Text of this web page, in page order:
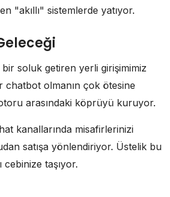
"akıllı" sistemlerde yatıyor.
soluk getiren yerli girişimimiz
chatbot olmanın çok ötesine
arasındaki köprüyü kuruyor.
kanallarında misafirlerinizi
satışa yönlendiriyor. Üstelik bu
taşıyor.